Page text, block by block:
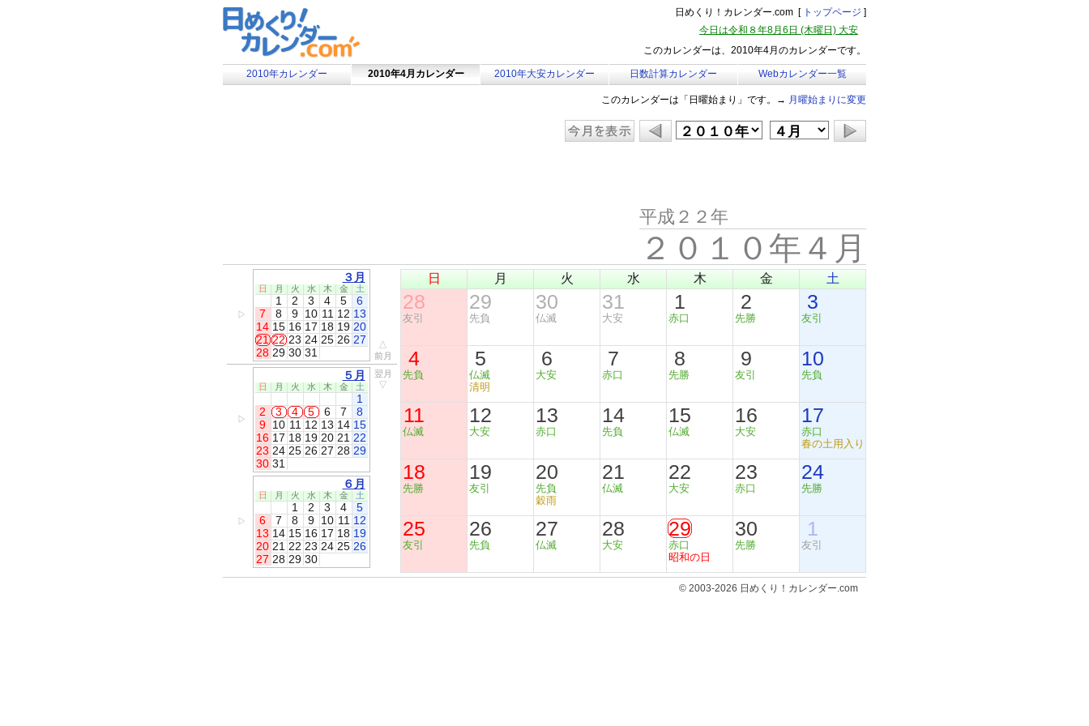
日めくり！カレンダー.com [ トップページ ]
今日は令和８年8月6日 (木曜日) 大安
このカレンダーは、2010年4月のカレンダーです。
2010年カレンダー 2010年4月カレンダー 2010年大安カレンダー 日数計算カレンダー Webカレンダー一覧
このカレンダーは「日曜始まり」です。→ 月曜始まりに変更
平成２２年
２０１０年４月
▷
３月
日 月 火 水 木 金 土
1 2 3 4 5
6
7
8 9 10 11 12 13
14 15 16 17 18 19 20
21 22 23 24 25 26 27
28 29 30 31
△
前月
▷
５月
日 月 火 水 木 金 土
1
2
3 4 5 6 7
8
9 10 11 12 13 14 15
16 17 18 19 20 21 22
23 24 25 26 27 28 29
30 31
翌月
▽
▷
６月
日 月 火 水 木 金 土
1 2 3 4
5
6
7 8 9 10 11 12
13 14 15 16 17 18 19
20 21 22 23 24 25 26
27 28 29 30
日 月 火 水 木 金 土
28
友引
29
先負
30
仏滅
31
大安
1
赤口
2
先勝
3
友引
4
先負
5
仏滅
清明
6
大安
7
赤口
8
先勝
9
友引
10
先負
11
仏滅
12
大安
13
赤口
14
先負
15
仏滅
16
大安
17
赤口
春の土用入り
18
先勝
19
友引
20
先負
穀雨
21
仏滅
22
大安
23
赤口
24
先勝
25
友引
26
先負
27
仏滅
28
大安
29
赤口
昭和の日
30
先勝
1
友引
© 2003-2026 日めくり！カレンダー.com